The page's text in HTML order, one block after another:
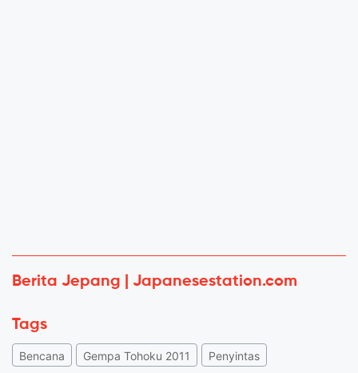
Berita Jepang | Japanesestation.com
Tags
Bencana Gempa Tohoku 2011 Penyintas